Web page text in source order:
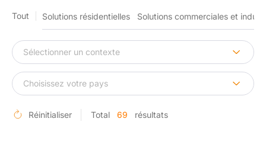
Tout Solutions résidentielles Solutions commerciales et
Réinitialiser Total 69 résultats